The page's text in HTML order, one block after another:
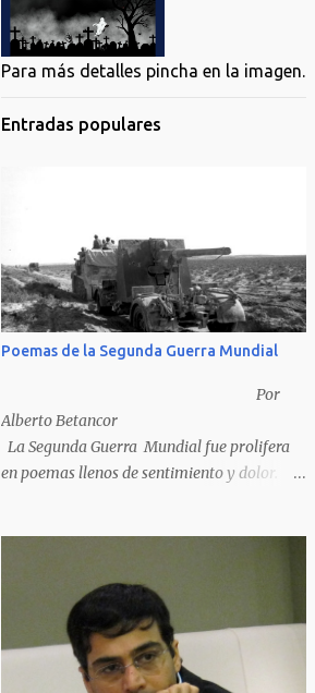
Para más detalles pincha en la imagen.
Entradas populares
Poemas de la Segunda Guerra Mundial
Por
Alberto Betancor
La Segunda Guerra Mundial fue prolifera
en poemas llenos de sentimiento y dolor.
en muchos casos destruidos por las llamas
del fuego como sucedió con los generales y
poetas japoneses Masaharu Homma y
Hideky Tojo. Mejor suerte no corrieron los
poetas alemanes, italianos o los franceses